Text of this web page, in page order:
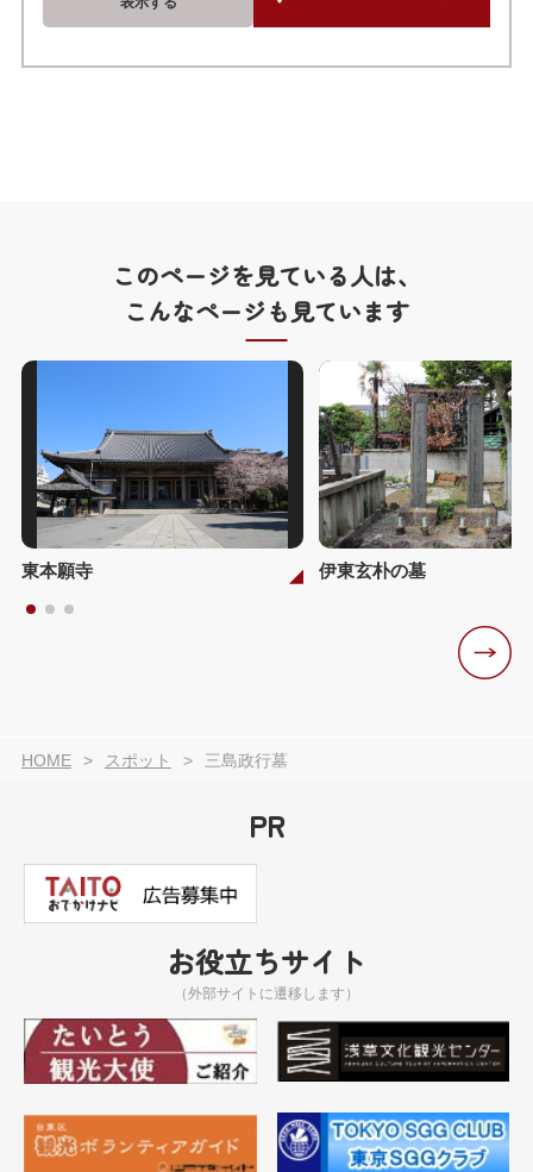
このページを見ている人は、
こんなページも見ています
東本願寺 伊東玄朴の墓
HOME スポット 三島政行墓
PR
お役立ちサイト
（外部サイトに遷移します）